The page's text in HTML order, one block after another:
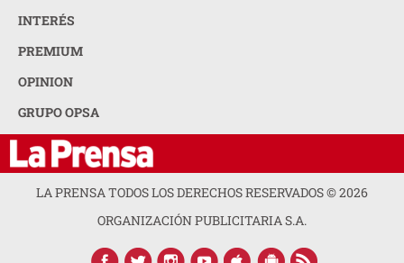
INTERÉS
PREMIUM
OPINION
GRUPO OPSA
LA PRENSA TODOS LOS DERECHOS RESERVADOS ©2026
ORGANIZACIÓN PUBLICITARIA S.A.